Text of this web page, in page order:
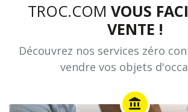
TROC.COM VOUS
VENTE !
Découvrez nos services zéro
vendre vos objets
account_balance